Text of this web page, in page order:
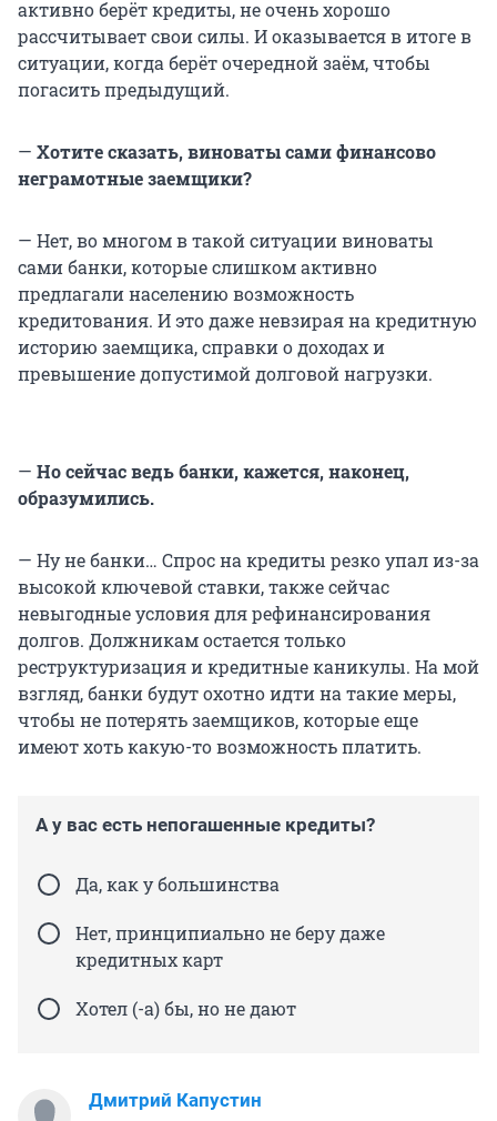
активно берёт кредиты, не очень хорошо
рассчитывает свои силы. И оказывается в итоге в
ситуации, когда берёт очередной заём, чтобы
погасить предыдущий.
— Хотите сказать, виноваты сами финансово
неграмотные заемщики?
— Нет, во многом в такой ситуации виноваты
сами банки, которые слишком активно
предлагали населению возможность
кредитования. И это даже невзирая на кредитную
историю заемщика, справки о доходах и
превышение допустимой долговой нагрузки.
— Но сейчас ведь банки, кажется, наконец,
образумились.
— Ну не банки… Спрос на кредиты резко упал из-за
высокой ключевой ставки, также сейчас
невыгодные условия для рефинансирования
долгов. Должникам остается только
реструктуризация и кредитные каникулы. На мой
взгляд, банки будут охотно идти на такие меры,
чтобы не потерять заемщиков, которые еще
имеют хоть какую-то возможность платить.
А у вас есть непогашенные кредиты?
Да, как у большинства
Нет, принципиально не беру даже
кредитных карт
Хотел (-а) бы, но не дают
Дмитрий Капустин